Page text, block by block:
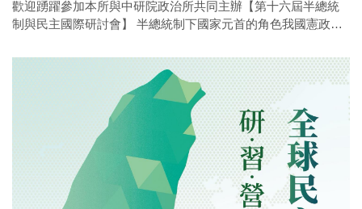
歡迎踴躍參加本所與中研院政治所共同主辦【第十六屆半總統
制與民主國際研討會】 半總統制下國家元首的角色我國憲政體
社會科學院 報名截止日：114年9月15日（一）報名連結 會議資
訊連結 ※本活動可認證政治所多元學習護照： 本所學生須全程
參與上午場（含專題演講）或下午場者，始可認證1場；本活動
最多可認證2場。 議程： 時間 內容 0900–0930 報到 0930–0940
年會開幕式 方志恒（國立中山大學教授兼社科院副院長） 廖達
琪（臺灣民主基金會執行長） 陳宗巖（國立中山大學政治學研
究所教授兼所長） 0940–1040 專題演講 講者：森川輝一（京都
大學公共政策大學院教授） 1050–1210 論文發表第一場次 場次
1A 主持人：吳重禮（中央研究院政治學研究所特聘研究員兼所